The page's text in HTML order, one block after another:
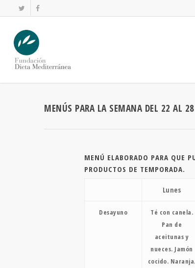
MENÚS PARA LA SEMANA DEL 22 AL
MENÚ ELABORADO PARA QUE
PRODUCTOS DE TEMPORADA.
Lunes
Desayuno
Té con canela.
Pan de
aceitunas y
nueces. Jamón
cocido. Naranja.